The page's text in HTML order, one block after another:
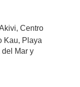
Centro
Kau, Playa
Mar y